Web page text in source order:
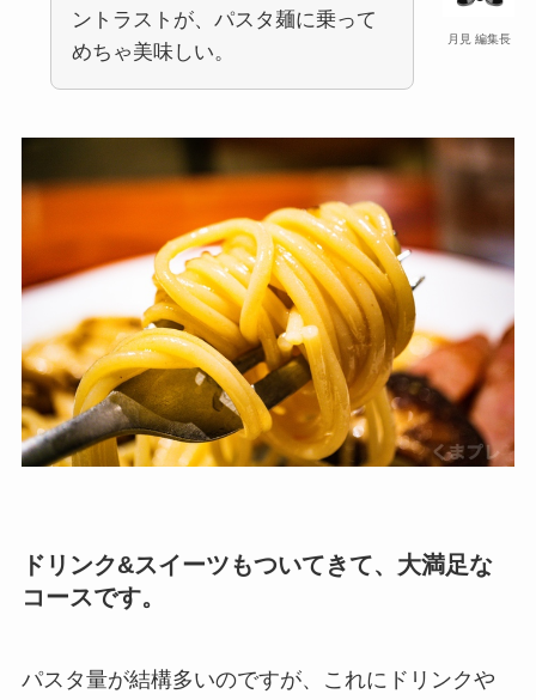
月見 編集長
ントラストが、パスタ麺に乗って
めちゃ美味しい。
ドリンク&スイーツもついてきて、大満足な
コースです。
パスタ量が結構多いのですが、これにドリンクや